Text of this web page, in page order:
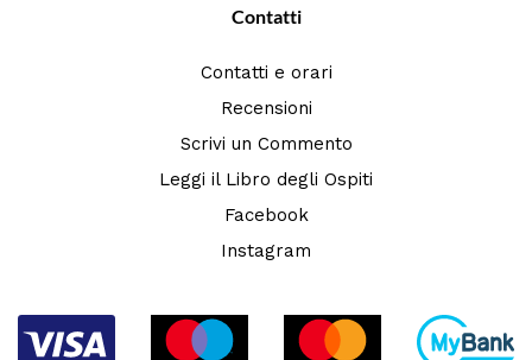
Contatti
Contatti e orari
Recensioni
Scrivi un Commento
Leggi il Libro degli Ospiti
Facebook
Instagram